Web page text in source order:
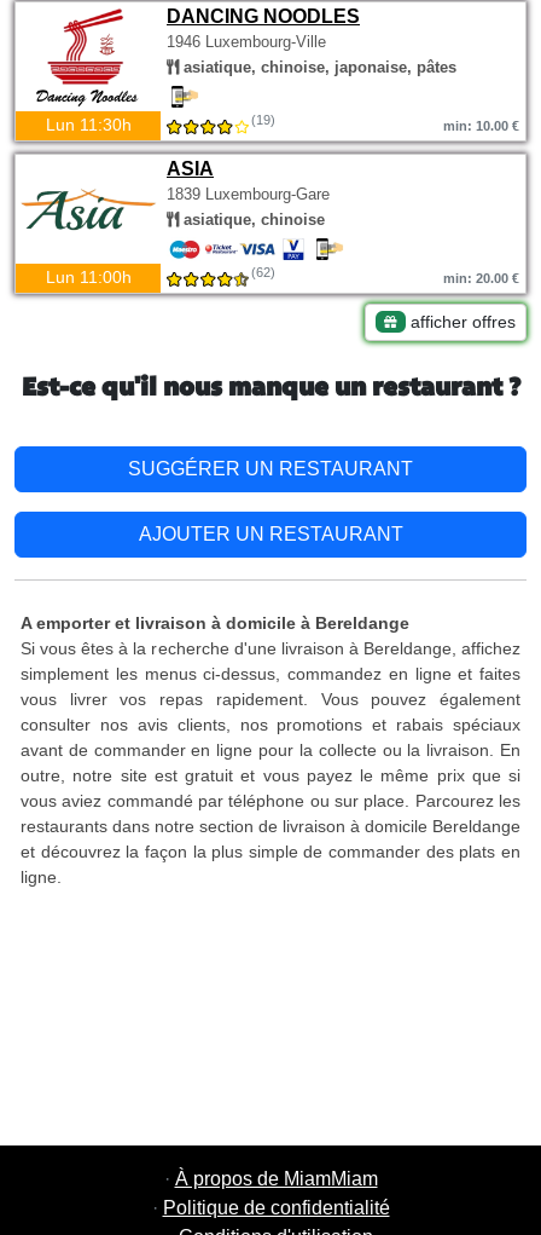
DANCING NOODLES
1946 Luxembourg-Ville
asiatique, chinoise, japonaise, pâtes
Lun 11:30h (19) min: 10.00 €
ASIA
1839 Luxembourg-Gare
asiatique, chinoise
Lun 11:00h (62) min: 20.00 €
afficher offres
Est-ce qu'il nous manque un restaurant ?
SUGGÉRER UN RESTAURANT
AJOUTER UN RESTAURANT
A emporter et livraison à domicile à Bereldange
Si vous êtes à la recherche d'une livraison à Bereldange, affichez
simplement les menus ci-dessus, commandez en ligne et faites
vous livrer vos repas rapidement. Vous pouvez également
consulter nos avis clients, nos promotions et rabais spéciaux
avant de commander en ligne pour la collecte ou la livraison. En
outre, notre site est gratuit et vous payez le même prix que si
vous aviez commandé par téléphone ou sur place. Parcourez les
restaurants dans notre section de livraison à domicile Bereldange
et découvrez la façon la plus simple de commander des plats en
ligne.
· À propos de MiamMiam
· Politique de confidentialité